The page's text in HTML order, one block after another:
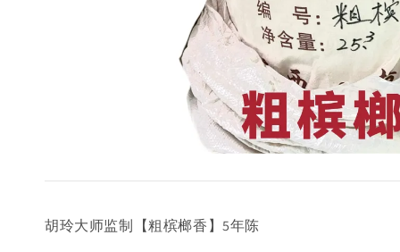
胡玲大师监制【粗槟榔香】5年陈